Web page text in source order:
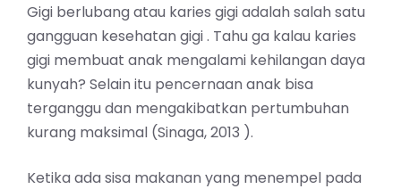
Gigi berlubang atau karies gigi adalah salah satu
gangguan kesehatan gigi . Tahu ga kalau karies
gigi membuat anak mengalami kehilangan daya
kunyah? Selain itu pencernaan anak bisa
terganggu dan mengakibatkan pertumbuhan
kurang maksimal (Sinaga, 2013 ).
Ketika ada sisa makanan yang menempel pada